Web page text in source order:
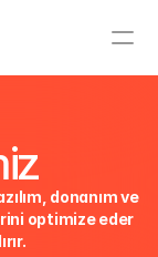
donanım ve
optimize eder